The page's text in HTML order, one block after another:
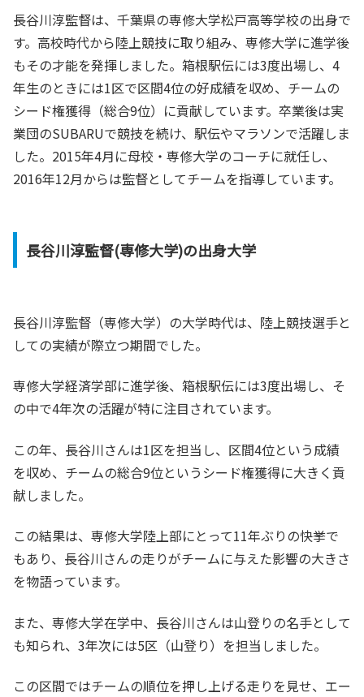
長谷川淳監督は、千葉県の専修大学松戸高等学校の出身で
す。高校時代から陸上競技に取り組み、専修大学に進学後
もその才能を発揮しました。箱根駅伝には3度出場し、4
年生のときには1区で区間4位の好成績を収め、チームの
シード権獲得（総合9位）に貢献しています。卒業後は実
業団のSUBARUで競技を続け、駅伝やマラソンで活躍しま
した。2015年4月に母校・専修大学のコーチに就任し、
2016年12月からは監督としてチームを指導しています。
長谷川淳監督(専修大学)の出身大学
長谷川淳監督（専修大学）の大学時代は、陸上競技選手と
しての実績が際立つ期間でした。
専修大学経済学部に進学後、箱根駅伝には3度出場し、そ
の中で4年次の活躍が特に注目されています。
この年、長谷川さんは1区を担当し、区間4位という成績
を収め、チームの総合9位というシード権獲得に大きく貢
献しました。
この結果は、専修大学陸上部にとって11年ぶりの快挙で
もあり、長谷川さんの走りがチームに与えた影響の大きさ
を物語っています。
また、専修大学在学中、長谷川さんは山登りの名手として
も知られ、3年次には5区（山登り）を担当しました。
この区間ではチームの順位を押し上げる走りを見せ、エー